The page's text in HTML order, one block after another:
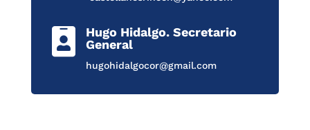

Hugo Hidalgo. Secretario
General
hugohidalgocor@gmail.com